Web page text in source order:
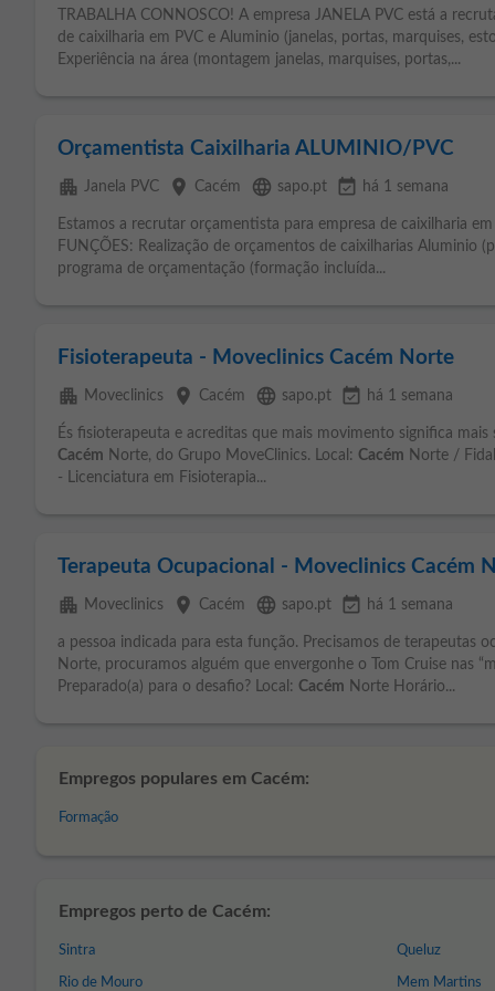
TRABALHA CONNOSCO! A empresa JANELA PVC está a
de caixilharia em PVC e Aluminio (janelas, portas, marquises,
Experiência na área (montagem janelas, marquises, portas,...
Orçamentista Caixilharia ALUMINIO/PVC
apartment Janela PVC place Cacém language sapo.pt event_available há 1 semana
Estamos a recrutar orçamentista para empresa de caixilharia
FUNÇÕES: Realização de orçamentos de caixilharias Aluminio
programa de orçamentação (formação incluída...
Fisioterapeuta - Moveclinics Cacém Norte
apartment Moveclinics place Cacém language sapo.pt event_available há 1 semana
És fisioterapeuta e acreditas que mais movimento significa
Cacém Norte, do Grupo MoveClinics. Local: Cacém Norte /
- Licenciatura em Fisioterapia...
Terapeuta Ocupacional - Moveclinics Cacém
apartment Moveclinics place Cacém language sapo.pt event_available há 1 semana
a pessoa indicada para esta função. Precisamos de terapeutas
Norte, procuramos alguém que envergonhe o Tom Cruise nas
Preparado(a) para o desafio? Local: Cacém Norte Horário...
Empregos populares em Cacém:
Formação
Empregos perto de Cacém:
Sintra
Rio de Mouro
Queluz
Mem Martins